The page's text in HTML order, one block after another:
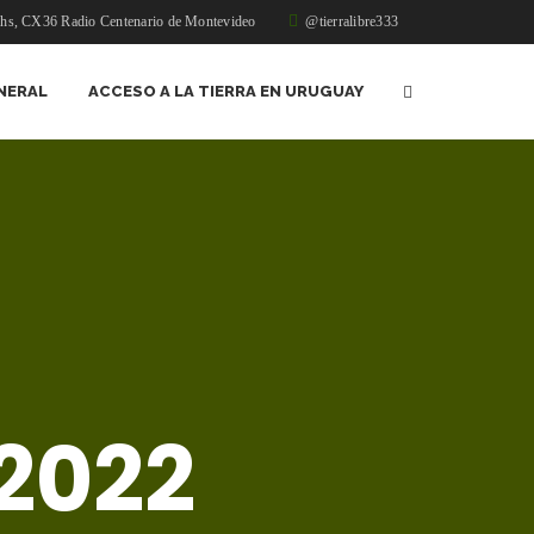
CX36 Radio Centenario de Montevideo @tierralibre333
ACCESO A LA TIERRA EN URUGUAY